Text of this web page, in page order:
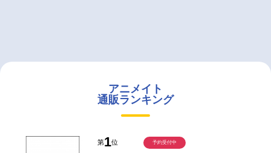
アニメイト
通販ランキング
第1位 予約受付中